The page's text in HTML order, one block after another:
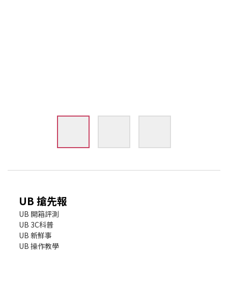
UB 搶先報
UB 開箱評測
UB 3C科普
UB 新鮮事
UB 操作教學